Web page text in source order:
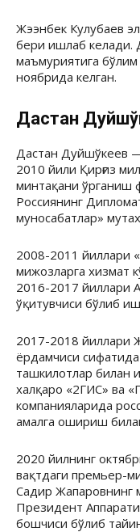
Жээнбек Кулубаев
бери ишлаб келади.
маъмуриятига
ноябрида келган.
Дастан
Дастан Дуйшўкеев
2010 йили Қирғиз
минтақани ўрганиш
Россиянинг
муносабатлар»
2008-2011 йиллари
мижозларга хизмат
2016-2017 йиллари
ўқитувчиси бўлиб
2017-2018 йиллари
ёрдамчиси
ташкилотлар билан
халқаро «2ГИС» ва
компанияларида
амалга ошириш
2020 йилнинг
вақтдаги премьер-
Садир Жапаровнинг
Президент
бошчиси бўлиб